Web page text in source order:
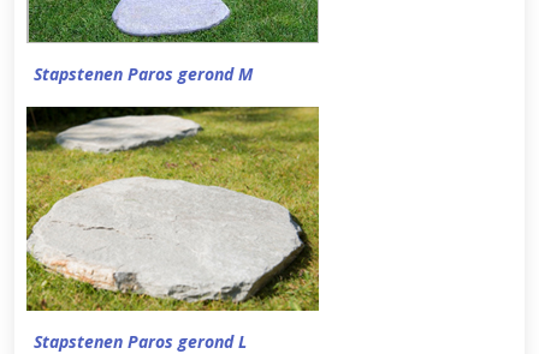
Stapstenen Paros gerond M
Stapstenen Paros gerond L